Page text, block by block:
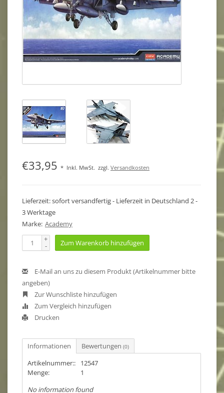
€33,95 * Inkl. MwSt. zzgl. Versandkosten
Lieferzeit: sofort versandfertig - Lieferzeit in Deutschland 2 -
3 Werktage
Marke: Academy
+
- Zum Warenkorb hinzufügen
E-Mail an uns zu diesem Produkt (Artikelnummer bitte
angeben)
Zur Wunschliste hinzufügen
Zum Vergleich hinzufügen
Drucken
Informationen Bewertungen (0)
Artikelnummer::
12547
Menge:
1
No information found